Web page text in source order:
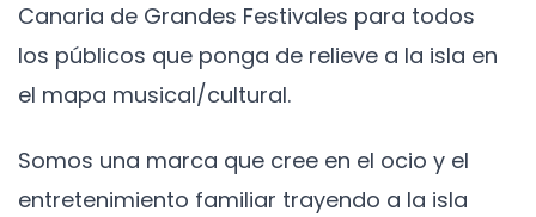
Canaria de Grandes Festivales para todos
los públicos que ponga de relieve a la isla en
el mapa musical/cultural.
Somos una marca que cree en el ocio y el
entretenimiento familiar trayendo a la isla